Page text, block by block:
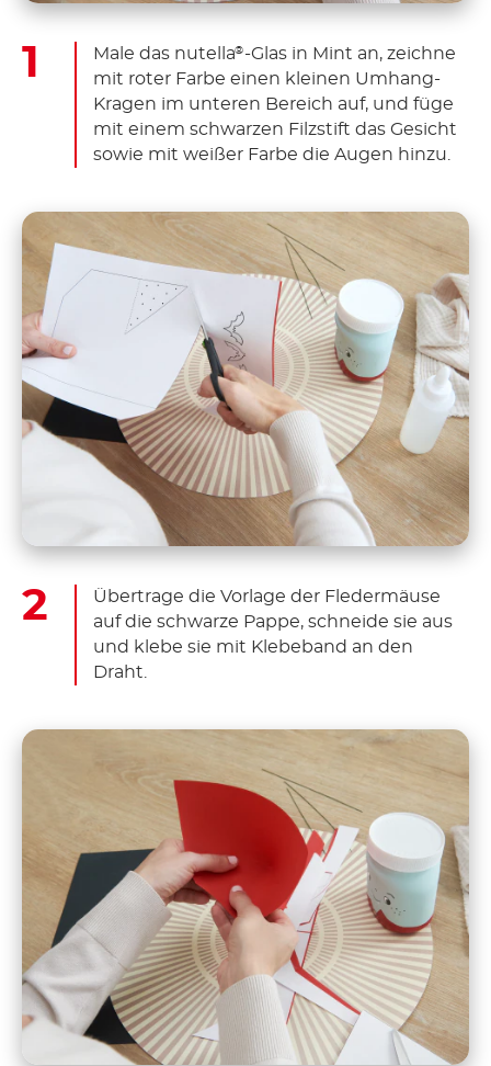
Male das nutella® -Glas in Mint an, zeichne
mit roter Farbe einen kleinen Umhang-
Kragen im unteren Bereich auf, und füge
mit einem schwarzen Filzstift das Gesicht
sowie mit weißer Farbe die Augen hinzu.
Übertrage die Vorlage der Fledermäuse
auf die schwarze Pappe, schneide sie aus
und klebe sie mit Klebeband an den
Draht.